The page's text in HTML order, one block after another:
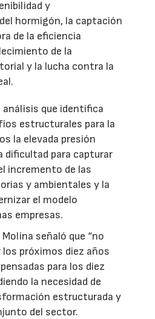
y
hormigón, la captación
de la eficiencia
de la
y la lucha contra la
análisis que identifica
estructurales para la
la elevada presión
dificultad para capturar
incremento de las
y ambientales y la
el modelo
empresas.
señaló que “no
próximos diez años
para los diez
la necesidad de
estructurada y
del sector.